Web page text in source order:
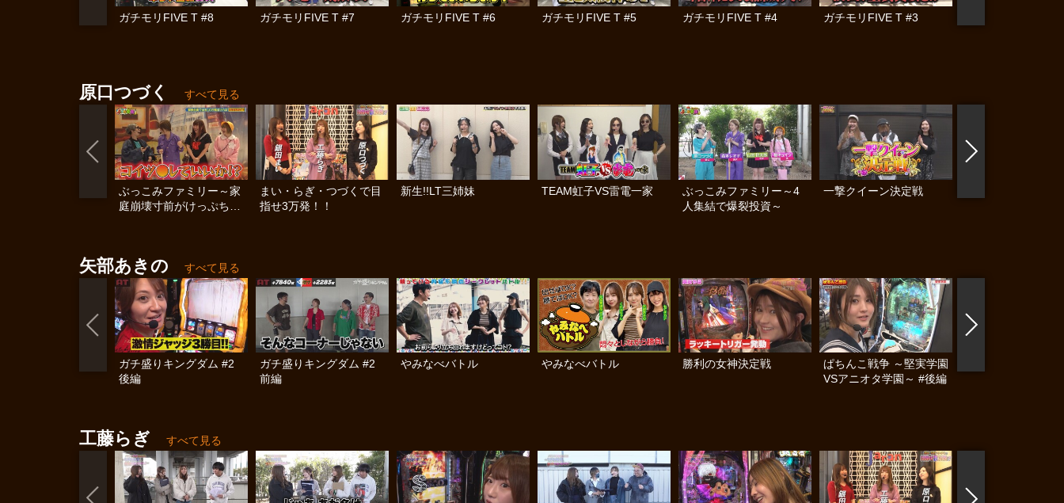
ガチモリFIVE T #8 ガチモリFIVE T #7 ガチモリFIVE T #6 ガチモリFIVE T #5 ガチモリFIVE T #4 ガチモリFIVE T #3
原口つづく すべて見る
ぶっこみファミリー～家
庭崩壊寸前がけっぷちSP
まい・らぎ・つづくで目
指せ3万発！！
新生!!LT三姉妹 TEAM虹子VS雷電一家
ぶっこみファミリー～4
人集結で爆裂投資～
一撃クイーン決定戦
矢部あきの すべて見る
ガチ盛りキングダム #2
後編
ガチ盛りキングダム #2
前編
やみなべバトル やみなべバトル 勝利の女神決定戦
ぱちんこ戦争 ～堅実学園
VSアニオタ学園～ #後編
工藤らぎ すべて見る